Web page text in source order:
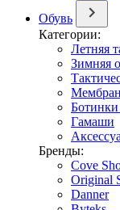
Обувь
Категории:
Летняя
Зимняя
Гамаши
Бренды:
Cove
Original
Danner